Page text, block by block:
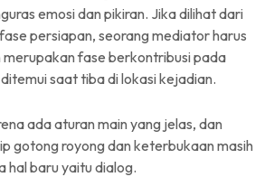
emosi dan pikiran. Jika dilihat dari
persiapan, seorang mediator harus
fase berkontribusi pada
saat tiba di lokasi kejadian.
ada aturan main yang jelas, dan
gotong royong dan keterbukaan masih
hal baru yaitu dialog.